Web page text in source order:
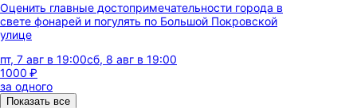
Оценить главные достопримечательности города в
свете фонарей и погулять по Большой Покровской
улице
пт, 7 авг в 19:00сб, 8 авг в 19:00
1000 ₽
за одного
Показать все